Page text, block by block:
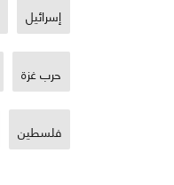
إسرائيل
حرب غزة
فلسطين